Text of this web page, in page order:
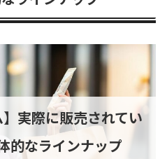
】実際に販売されてい
的なラインナップ